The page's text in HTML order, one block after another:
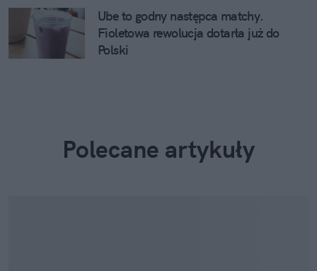
Ube to godny następca matchy.
Fioletowa rewolucja dotarła już do
Polski
Polecane artykuły